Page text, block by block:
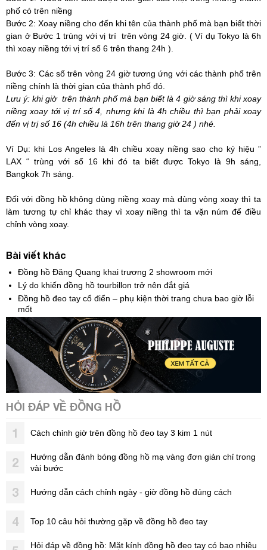
phố có trên niềng
Bước 2: Xoay niềng cho đến khi tên của thành phố mà bạn biết thời
gian ở Bước 1 trùng với vị trí trên vòng 24 giờ. ( Ví dụ Tokyo là 6h
thì xoay niềng tới vị trí số 6 trên thang 24h ).
Bước 3: Các số trên vòng 24 giờ tương ứng với các thành phố trên
niềng chính là thời gian của thành phố đó.
Lưu ý: khi giờ trên thành phố mà bạn biết là 4 giờ sáng thì khi xoay
niềng xoay tới vị trí số 4, nhưng khi là 4h chiều thì bạn phải xoay
đến vị trị số 16 (4h chiều là 16h trên thang giờ 24 ) nhé.
Ví Dụ: khi Los Angeles là 4h chiều xoay niềng sao cho ký hiệu ”
LAX “ trùng với số 16 khi đó ta biết được Tokyo là 9h sáng,
Bangkok 7h sáng.
Đối với đồng hồ không dùng niềng xoay mà dùng vòng xoay thì ta
làm tương tự chỉ khác thay vì xoay niềng thì ta vặn núm để điều
chỉnh vòng xoay.
Bài viết khác
Đồng hồ Đăng Quang khai trương 2 showroom mới
Lý do khiến đồng hồ tourbillon trở nên đắt giá
Đồng hồ đeo tay cổ điển – phụ kiện thời trang chưa bao giờ lỗi
mốt
HỎI ĐÁP VỀ ĐỒNG HỒ
1 Cách chỉnh giờ trên đồng hồ đeo tay 3 kim 1 nút
2
Hướng dẫn đánh bóng đồng hồ mạ vàng đơn giản chỉ trong
vài bước
3 Hướng dẫn cách chỉnh ngày - giờ đồng hồ đúng cách
4 Top 10 câu hỏi thường gặp về đồng hồ đeo tay
Hỏi đáp về đồng hồ: Mặt kính đồng hồ đeo tay có bao nhiêu